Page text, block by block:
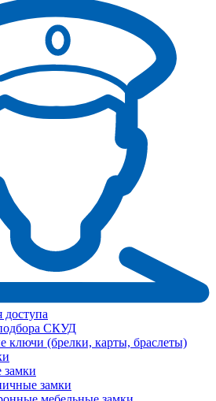
СКУД
ключи (брелки, карты, браслеты)
замки